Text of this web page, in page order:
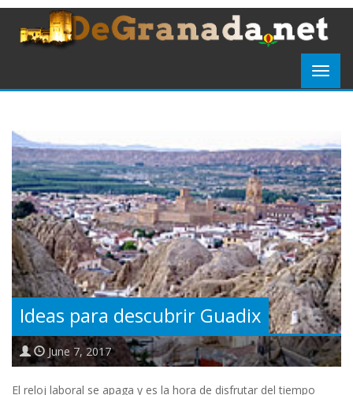
Ideas para descubrir Guadix
June 7, 2017
El reloj laboral se apaga y es la hora de disfrutar del tiempo